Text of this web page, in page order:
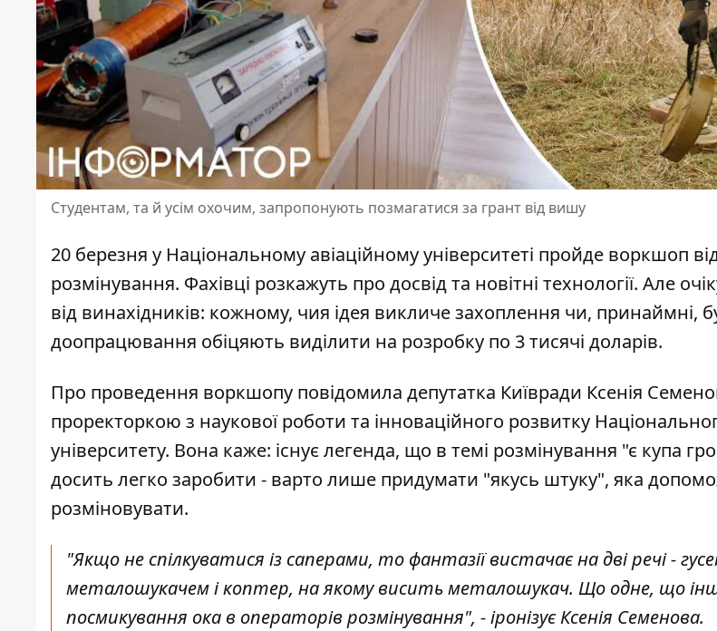
Студентам, та й усім охочим, запропонують позмагатися за грант від вишу
20 березня у Національному авіаційному університеті пройде воркшоп
розмінування. Фахівці розкажуть про досвід та новітні технології. Але
від винахідників: кожному, чия ідея викличе захоплення чи, принаймні,
доопрацювання обіцяють виділити на розробку по 3 тисячі доларів.
Про проведення воркшопу повідомила депутатка Київради Ксенія
проректоркою з наукової роботи та інноваційного розвитку
університету. Вона каже: існує легенда, що в темі розмінування "є купа
досить легко заробити - варто лише придумати "якусь штуку", яка
розміновувати.
"Якщо не спілкуватися із саперами, то фантазії вистачає на дві речі -
металошукачем і коптер, на якому висить металошукач. Що одне, що
посмикування ока в операторів розмінування", - іронізує Ксенія Семенова.